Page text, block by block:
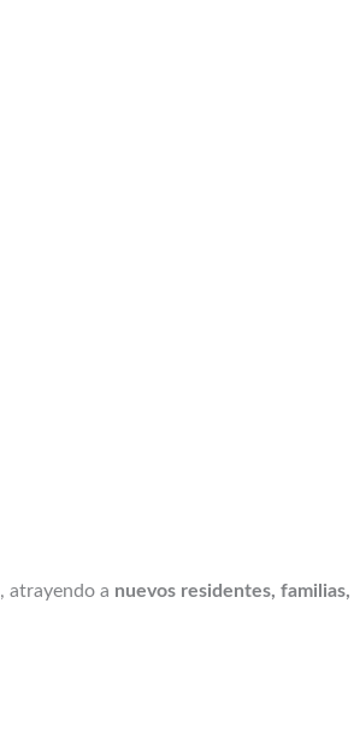
, atrayendo a nuevos residentes,